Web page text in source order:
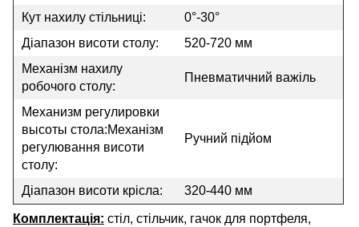
Кут нахилу стільниці:
0°-30°
Діапазон висоти столу:
520-720 мм
Механізм нахилу
робочого столу:
Пневматичний важіль
Механизм регулировки
высоты стола:Механізм
регулювання висоти
столу:
Ручний підйом
Діапазон висоти крісла: 320-440 мм
Комплектація: стіл, стільчик, гачок для портфеля,